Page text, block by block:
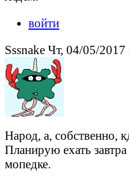
войти
Sssnake Чт, 04/05/
Народ, а, собственно,
Планирую ехать
мопедке.